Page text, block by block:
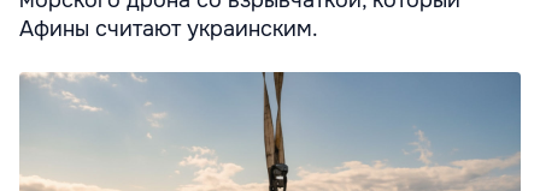
Афины считают украинским.